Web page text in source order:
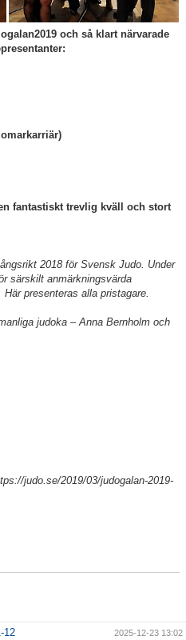
och så klart närvarade
fantastiskt trevlig kväll och stort
2018 för Svensk Judo. Under
särskilt anmärkningsvärda
presenteras alla pristagare.
judoka – Anna Bernholm och
judo.se/2019/03/judogalan-2019-
12 2025-12-23 13:02